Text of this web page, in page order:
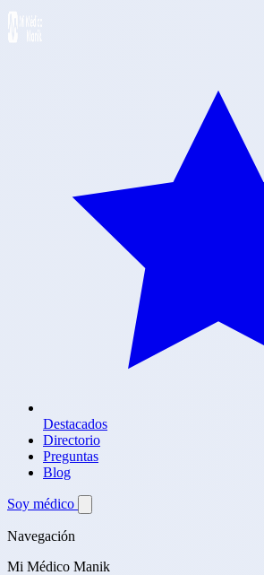
Destacados
Directorio
Preguntas
Blog
Soy médico
Navegación
Mi Médico Manik